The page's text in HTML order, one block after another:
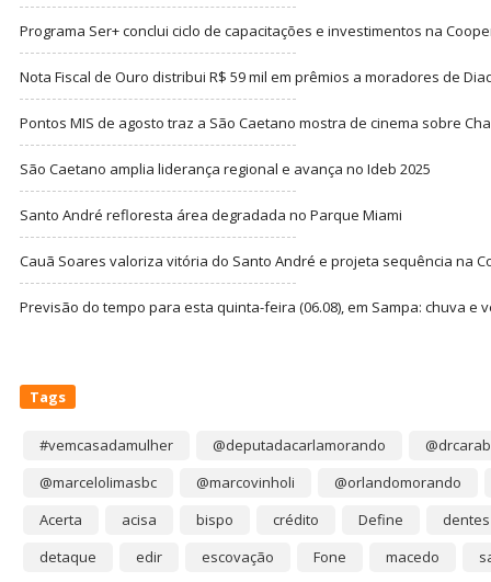
Programa Ser+ conclui ciclo de capacitações e investimentos na
Nota Fiscal de Ouro distribui R$ 59 mil em prêmios a moradores de
Pontos MIS de agosto traz a São Caetano mostra de cinema sobre
São Caetano amplia liderança regional e avança no Ideb 2025
Santo André refloresta área degradada no Parque Miami
Cauã Soares valoriza vitória do Santo André e projeta sequência na
Previsão do tempo para esta quinta-feira (06.08), em Sampa: chuva e
Tags
#vemcasadamulher @deputadacarlamorando
@marcelolimasbc
@marcovinholi
@orlandomorando
Acerta
acisa bispo crédito Define
dentes
detaque
edir escovação Fone macedo